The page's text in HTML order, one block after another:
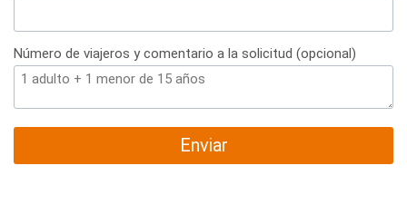
Número de viajeros y comentario a la solicitud (opcional)
Enviar